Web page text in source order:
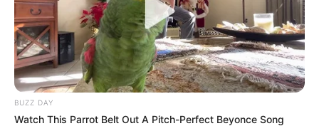
BUZZ DAY
Watch This Parrot Belt Out A Pitch-Perfect Beyonce Song